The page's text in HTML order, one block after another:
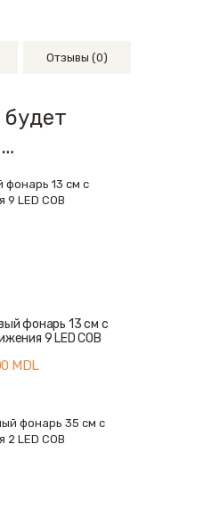
Отзывы (0)
фонарь 13 см с
9 LED COB
MDL